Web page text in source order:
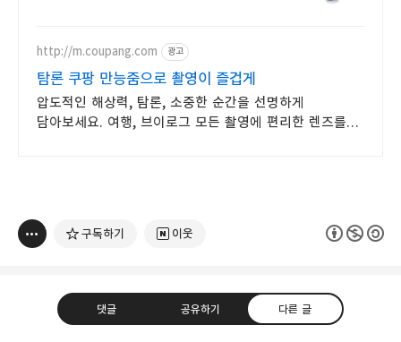
http://m.coupang.com 광고
탐론 쿠팡 만능줌으로 촬영이 즐겁게
압도적인 해상력, 탐론, 소중한 순간을 선명하게
담아보세요. 여행, 브이로그 모든 촬영에 편리한 렌즈를
구독하기 이웃
댓글 공유하기 다른 글